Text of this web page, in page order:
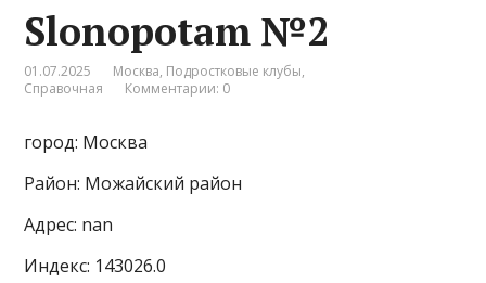
Slonopotam №2
01.07.2025 Москва, Подростковые клубы,
Справочная
Комментарии: 0
город: Москва
Район: Можайский район
Адрес: nan
Индекс: 143026.0